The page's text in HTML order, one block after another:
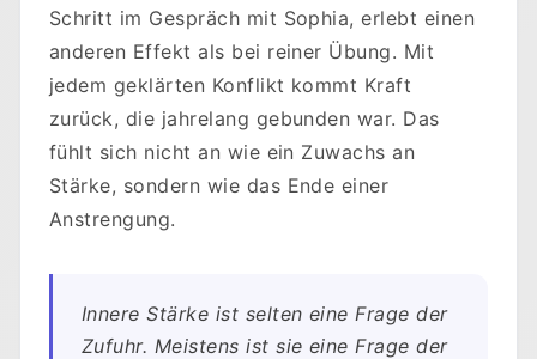
Schritt im Gespräch mit Sophia, erlebt einen
anderen Effekt als bei reiner Übung. Mit
jedem geklärten Konflikt kommt Kraft
zurück, die jahrelang gebunden war. Das
fühlt sich nicht an wie ein Zuwachs an
Stärke, sondern wie das Ende einer
Anstrengung.
Innere Stärke ist selten eine Frage der
Zufuhr. Meistens ist sie eine Frage der